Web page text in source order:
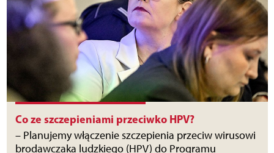
Co ze szczepieniami przeciwko HPV?
– Planujemy włączenie szczepienia przeciw wirusowi
brodawczaka ludzkiego (HPV) do Programu